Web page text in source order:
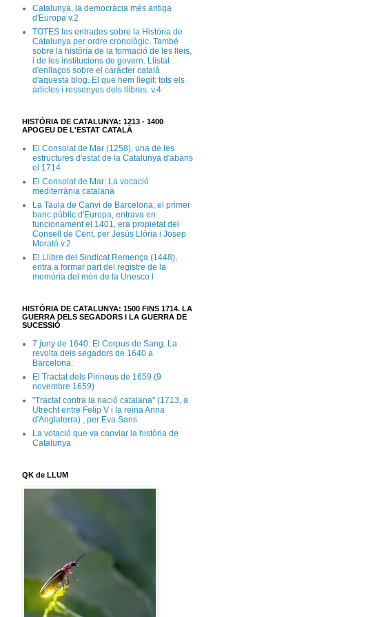
Catalunya, la democràcia més antiga
d'Europa v.2
TOTES les entrades sobre la Història de
Catalunya per ordre cronològic. També
sobre la història de la formació de les lleis,
i de les institucions de govern. Llistat
d'enllaços sobre el caràcter català
d'aquesta blog. El que hem llegit: tots els
articles i ressenyes dels llibres. v.4
HISTÒRIA DE CATALUNYA: 1213 - 1400
APOGEU DE L'ESTAT CATALÀ
El Consolat de Mar (1258), una de les
estructures d'estat de la Catalunya d'abans
el 1714
El Consolat de Mar: La vocació
mediterrània catalana
La Taula de Canvi de Barcelona, el primer
banc públic d'Europa, entrava en
funcionament el 1401, era propietat del
Consell de Cent, per Jesús Llòria i Josep
Morató v.2
El Llibre del Sindicat Remença (1448),
entra a formar part del registre de la
memòria del món de la Unesco l
HISTÒRIA DE CATALUNYA: 1500 FINS 1714. LA
GUERRA DELS SEGADORS I LA GUERRA DE
SUCESSIÓ
7 juny de 1640: El Corpus de Sang. La
revolta dels segadors de 1640 a
Barcelona.
El Tractat dels Pirineus de 1659 (9
novembre 1659)
"Tractat contra la nació catalana" (1713, a
Utrecht entre Felip V i la reina Anna
d'Anglaterra) , per Eva Sans
La votació que va canviar la història de
Catalunya
QK de LLUM